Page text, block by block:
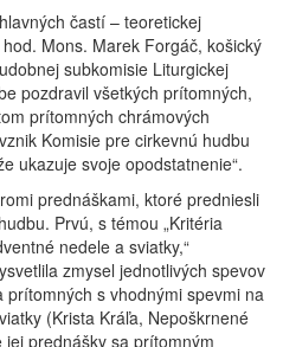
častí – teoretickej
Mons. Marek Forgáč, košický
subkomisie Liturgickej
pozdravil všetkých prítomných,
prítomných chrámových
Komisie pre cirkevnú hudbu
ukazuje svoje opodstatnenie“.
prednáškami, ktoré predniesli
Prvú, s témou „Kritéria
nedele a sviatky,“
zmysel jednotlivých spevov
prítomných s vhodnými spevmi na
(Krista Kráľa, Nepoškrnené
prednášky sa prítomným